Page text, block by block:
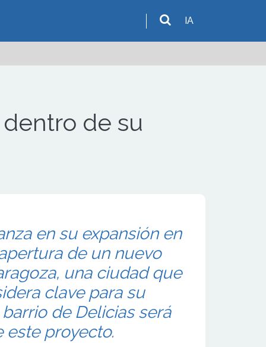
IA
dentro de su
en su expansión en
de un nuevo
una ciudad que
clave para su
de Delicias será
este proyecto.